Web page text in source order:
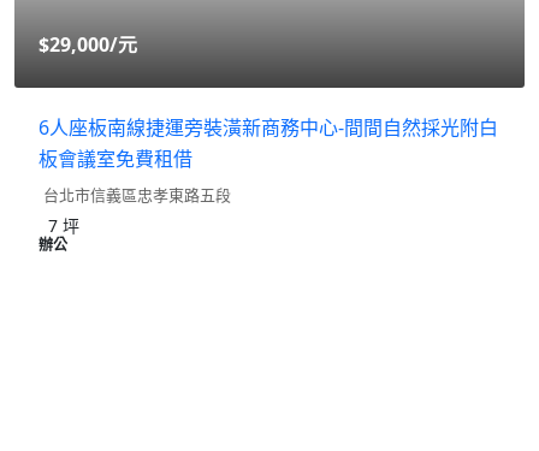
$29,000/元
6人座板南線捷運旁裝潢新商務中心-間間自然採光附白
板會議室免費租借
台北市信義區忠孝東路五段
7 坪
辦公